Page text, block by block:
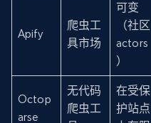
Apify
爬虫工
具市场
可变
（社区
actors
）
Octop
arse
无代码
爬虫工
在受保
护站点